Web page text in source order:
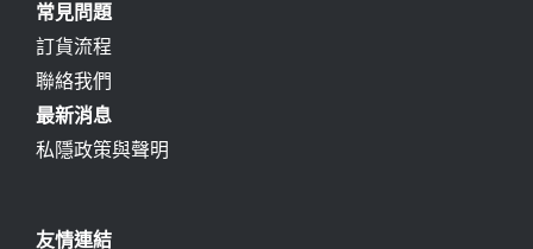
常見問題
訂貨流程
聯絡我們
最新消息
私隱政策與聲明
友情連結